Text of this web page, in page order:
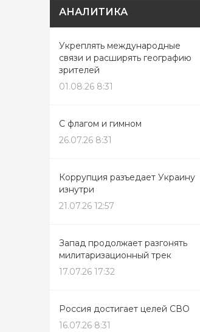
АНАЛИТИКА
Укреплять международные
связи и расширять географию
зрителей
01.08.26 8:31
С флагом и гимном
26.07.26 8:31
Коррупция разъедает Украину
изнутри
21.07.26 12:57
Запад продолжает разгонять
милитаризационный трек
17.07.26 17:32
Россия достигает целей СВО
16.07.26 8:31